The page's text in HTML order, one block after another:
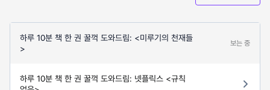
하루 10분 책 한 권 꿀꺽 도와드림: <미루기의 천재들
>
보는 중
하루 10분 책 한 권 꿀꺽 도와드림: 넷플릭스 <규칙